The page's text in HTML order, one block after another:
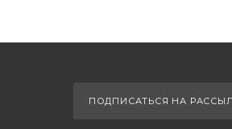
ПОДПИСАТЬСЯ НА